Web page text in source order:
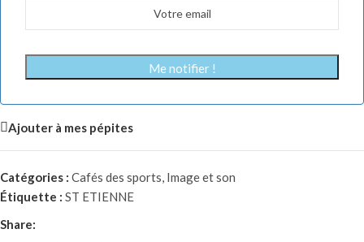
Me notifier !
Ajouter à mes pépites
Catégories : Cafés des sports, Image et son
Étiquette : ST ETIENNE
Share: